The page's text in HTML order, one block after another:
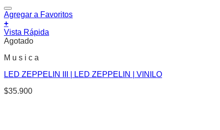
Agregar a Favoritos
+
Vista Rápida
Agotado
M u s i c a
LED ZEPPELIN III | LED ZEPPELIN | VINILO
$35.900